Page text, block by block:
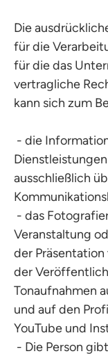
Die
für die
für die das
vertragliche
kann sich zum
- die
ausschließlich
- das
Veranstaltung
der
der
Tonaufnahmen
und auf den
YouTube und
- Die Person